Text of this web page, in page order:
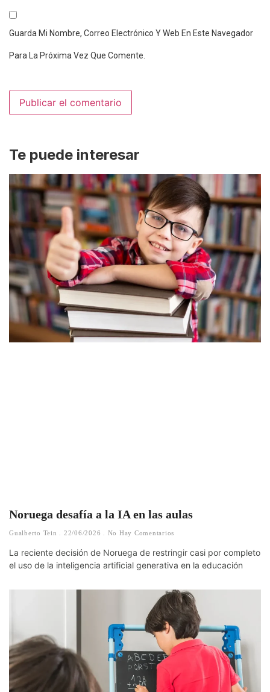
Guarda Mi Nombre, Correo Electrónico Y Web En Este Navegador
Para La Próxima Vez Que Comente.
Te puede interesar
Noruega desafía a la IA en las aulas
Gualberto Tein 22/06/2026 No Hay Comentarios
La reciente decisión de Noruega de restringir casi por completo
el uso de la inteligencia artificial generativa en la educación